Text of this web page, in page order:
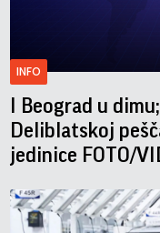
INFO
I Beograd u
Deliblatskoj
jedinice FOTO/